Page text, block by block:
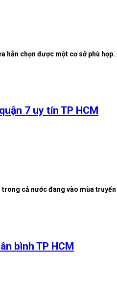
chọn được một cơ sở phù
7 uy tín TP HCM
cả nước đang vào mùa
bình TP HCM